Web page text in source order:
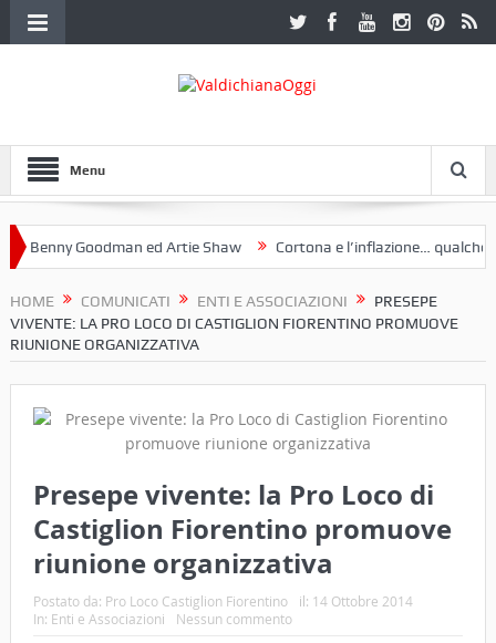
Menu
Goodman ed Artie Shaw Cortona e l’inflazione… qualche
HOME COMUNICATI ENTI E ASSOCIAZIONI
PRESEPE
VIVENTE: LA PRO LOCO DI CASTIGLION FIORENTINO PROMUOVE
RIUNIONE ORGANIZZATIVA
Presepe vivente: la Pro Loco di
Castiglion Fiorentino promuove
riunione organizzativa
Postato da: Pro Loco Castiglion Fiorentino il: 14 Ottobre 2014
In: Enti e Associazioni Nessun commento